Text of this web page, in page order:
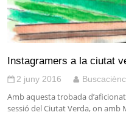
Instagramers a la ciutat
2 juny 2016
Amb aquesta trobada
sessió del Ciutat Verda, on amb